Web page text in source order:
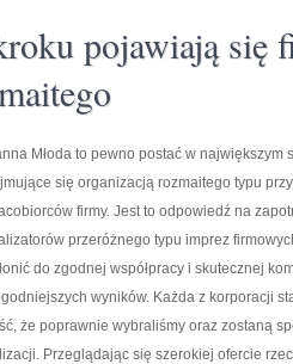
pojawiają się
Młoda to pewno postać w
się organizacją rozmaitego typu
firmy. Jest to odpowiedź na
przeróżnego typu imprez
do zgodnej współpracy i skutecznej
wyników. Każda z korporacji
że poprawnie wybraliśmy oraz zostaną
Przeglądając się szerokiej ofercie